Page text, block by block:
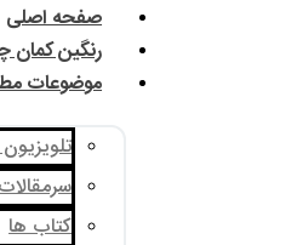
صفحه اصلی
رنگین
موضوعات
کتاب ها